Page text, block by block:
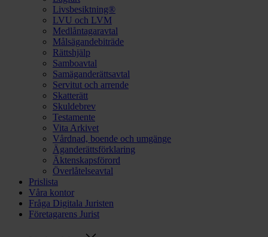
Livsbesiktning®
LVU och LVM
Medlåntagaravtal
Målsägandebiträde
Rättshjälp
Samboavtal
Samäganderättsavtal
Servitut och arrende
Skatterätt
Skuldebrev
Testamente
Vita Arkivet
Vårdnad, boende och umgänge
Äganderättsförklaring
Äktenskapsförord
Överlåtelseavtal
Prislista
Våra kontor
Fråga Digitala Juristen
Företagarens Jurist